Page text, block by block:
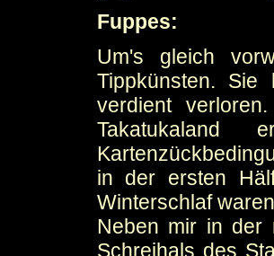
Fuppes:
Um's gleich
Tippkünsten. Sie
verdient
in der ersten
Winterschlaf
Neben mir in der
Schreihals des